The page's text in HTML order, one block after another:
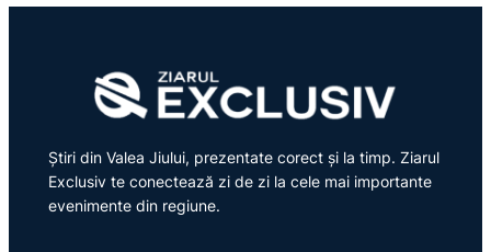
Știri din Valea Jiului, prezentate corect și la timp. Ziarul
Exclusiv te conectează zi de zi la cele mai importante
evenimente din regiune.